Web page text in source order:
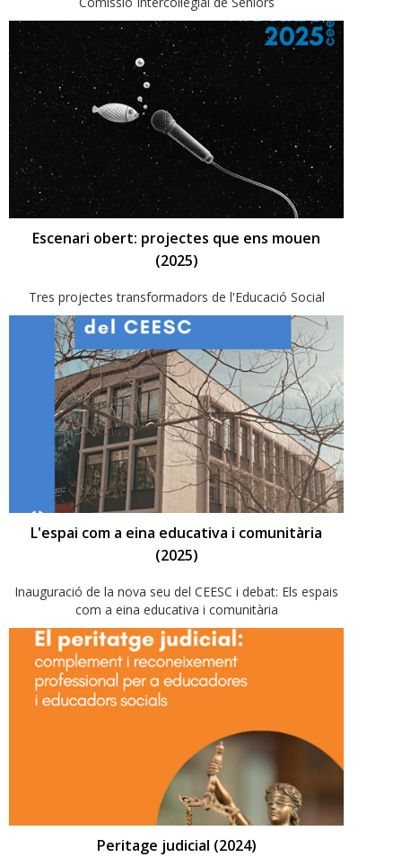
Escenari obert: projectes que ens mouen
(2025)
Tres projectes transformadors de l'Educació Social
L'espai com a eina educativa i comunitària
(2025)
Inauguració de la nova seu del CEESC i debat: Els espais
com a eina educativa i comunitària
Peritage judicial (2024)